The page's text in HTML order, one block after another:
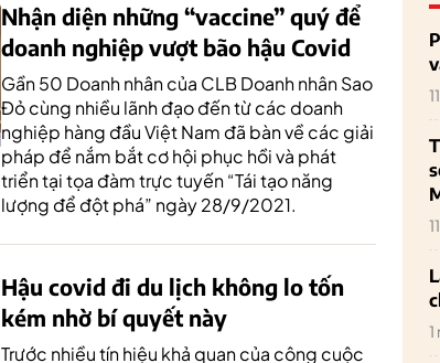
Nhận diện những “vaccine” quý để
doanh nghiệp vượt bão hậu Covid
Gần 50 Doanh nhân của CLB Doanh nhân Sao
Đỏ cùng nhiều lãnh đạo đến từ các doanh
nghiệp hàng đầu Việt Nam đã bàn về các giải
pháp để nắm bắt cơ hội phục hồi và phát
triển tại tọa đàm trực tuyến “Tái tạo năng
lượng để đột phá” ngày 28/9/2021.
Hậu covid đi du lịch không lo tốn
kém nhờ bí quyết này
Trước nhiều tín hiệu khả quan của công cuộc